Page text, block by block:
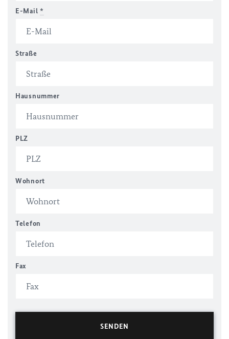
E-Mail *
Straße
Hausnummer
PLZ
Wohnort
Telefon
Fax